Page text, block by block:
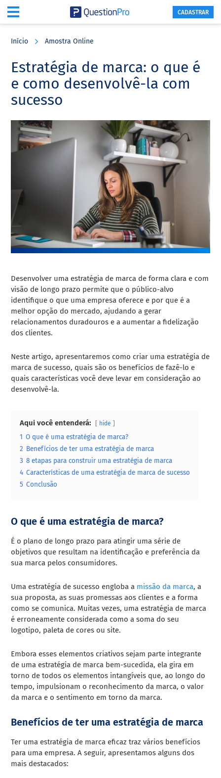
content
sidebar
CADASTRAR
Início Amostra Online
Estratégia de marca: o que é
e como desenvolvê-la com
sucesso
Desenvolver uma estratégia de marca de forma clara e com
visão de longo prazo permite que o público-alvo
identifique o que uma empresa oferece e por que é a
melhor opção do mercado, ajudando a gerar
relacionamentos duradouros e a aumentar a fidelização
dos clientes.
Neste artigo, apresentaremos como criar uma estratégia de
marca de sucesso, quais são os benefícios de fazê-lo e
quais características você deve levar em consideração ao
desenvolvê-la.
Aqui você entenderá: hide
1 O que é uma estratégia de marca?
2 Benefícios de ter uma estratégia de marca
3 8 etapas para construir uma estratégia de marca
4 Características de uma estratégia de marca de sucesso
5 Conclusão
O que é uma estratégia de marca?
É o plano de longo prazo para atingir uma série de
objetivos que resultam na identificação e preferência da
sua marca pelos consumidores.
Uma estratégia de sucesso engloba a missão da marca, a
sua proposta, as suas promessas aos clientes e a forma
como se comunica. Muitas vezes, uma estratégia de marca
é erroneamente considerada como a soma do seu
logotipo, paleta de cores ou site.
Embora esses elementos criativos sejam parte integrante
de uma estratégia de marca bem-sucedida, ela gira em
torno de todos os elementos intangíveis que, ao longo do
tempo, impulsionam o reconhecimento da marca, o valor
da marca e o sentimento em torno da marca.
Benefícios de ter uma estratégia de marca
Ter uma estratégia de marca eficaz traz vários benefícios
para uma empresa. A seguir, apresentamos alguns dos
mais destacados: